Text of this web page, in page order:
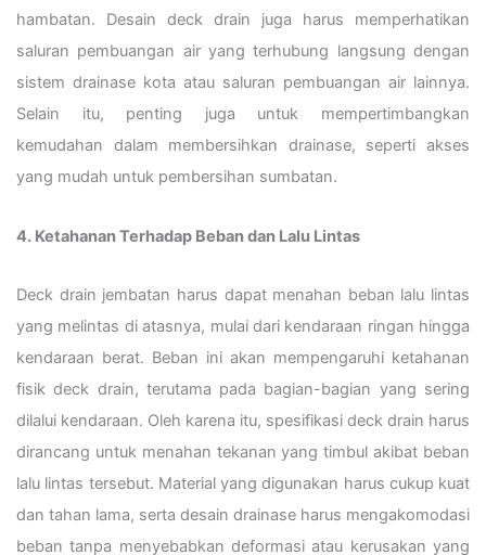
hambatan. Desain deck drain juga harus memperhatikan
saluran pembuangan air yang terhubung langsung dengan
sistem drainase kota atau saluran pembuangan air lainnya.
Selain itu, penting juga untuk mempertimbangkan
kemudahan dalam membersihkan drainase, seperti akses
yang mudah untuk pembersihan sumbatan.
4. Ketahanan Terhadap Beban dan Lalu Lintas
Deck drain jembatan harus dapat menahan beban lalu lintas
yang melintas di atasnya, mulai dari kendaraan ringan hingga
kendaraan berat. Beban ini akan mempengaruhi ketahanan
fisik deck drain, terutama pada bagian-bagian yang sering
dilalui kendaraan. Oleh karena itu, spesifikasi deck drain harus
dirancang untuk menahan tekanan yang timbul akibat beban
lalu lintas tersebut. Material yang digunakan harus cukup kuat
dan tahan lama, serta desain drainase harus mengakomodasi
beban tanpa menyebabkan deformasi atau kerusakan yang